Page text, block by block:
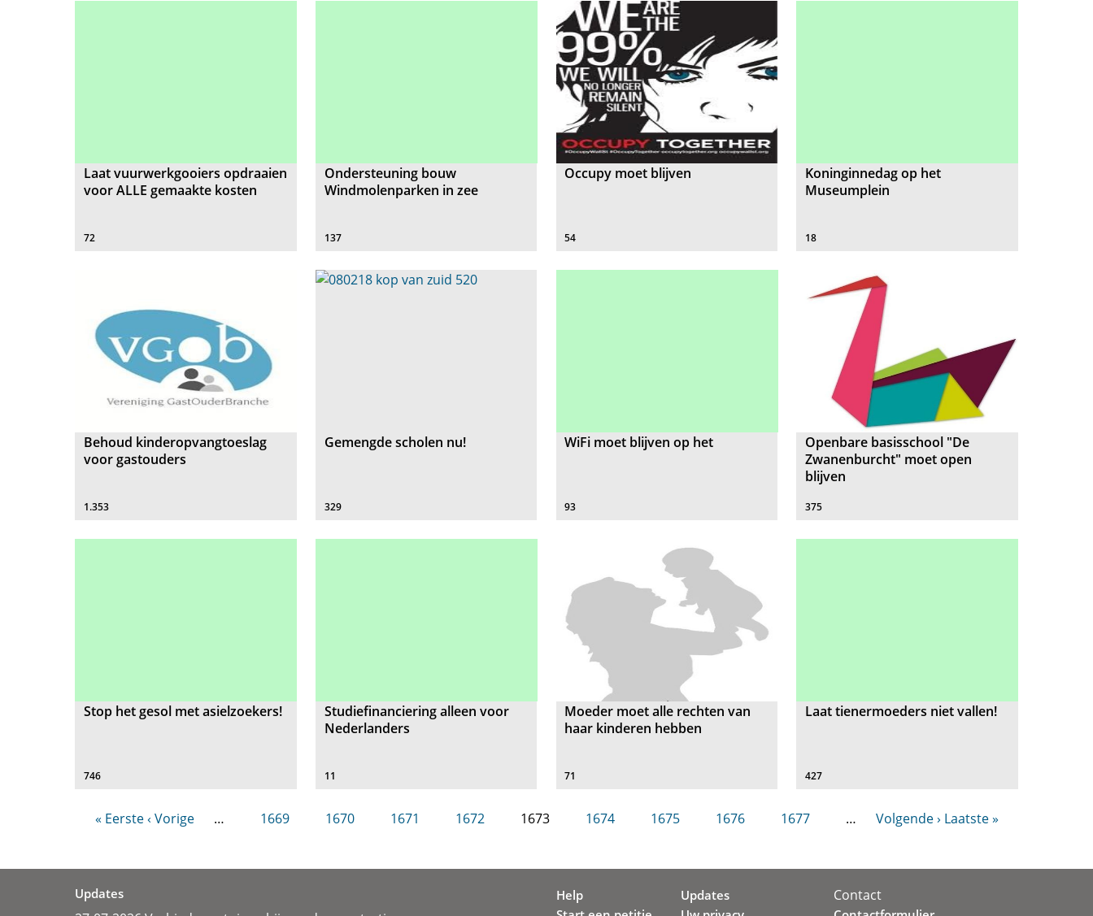
Laat vuurwerkgooiers opdraaien
voor ALLE gemaakte kosten
72
Ondersteuning bouw
Windmolenparken in zee
137
Occupy moet blijven
54
Koninginnedag op het
Museumplein
18
Behoud kinderopvangtoeslag
voor gastouders
1.353
Gemengde scholen nu!
329
WiFi moet blijven op het
93
Openbare basisschool "De
Zwanenburcht" moet open
blijven
375
Stop het gesol met asielzoekers!
746
Studiefinanciering alleen voor
Nederlanders
11
Moeder moet alle rechten van
haar kinderen hebben
71
Laat tienermoeders niet vallen!
427
« Eerste ‹ Vorige … 1669 1670 1671 1672 1673 1674 1675 1676 1677 … Volgende › Laatste »
Updates
Help
Updates
Contact